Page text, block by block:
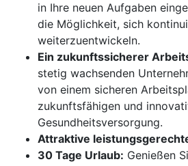
in Ihre neuen Aufgaben
die Möglichkeit, sich
weiterzuentwickeln.
Ein zukunftssicherer
stetig wachsenden
von einem sicheren
zukunftsfähigen und
Gesundheitsversorgung.
Attraktive
30 Tage Urlaub: Genießen